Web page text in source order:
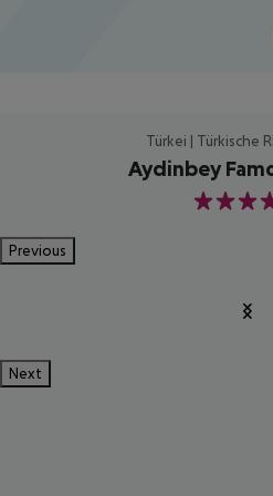
Türkei | Türkische
Aydinbey
5
Previous
Next